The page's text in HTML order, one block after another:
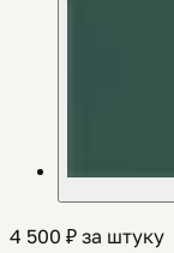
4 500 ₽ за штуку